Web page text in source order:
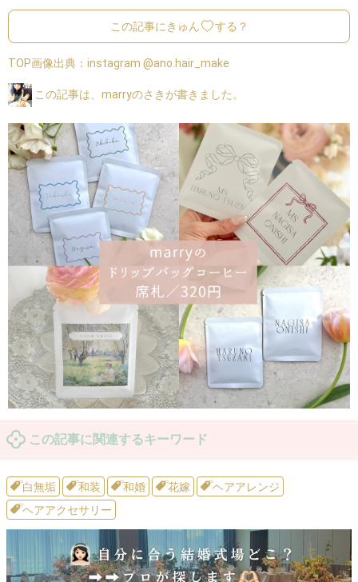
この記事にきゅん する？
TOP画像出典： instagram @ano.hair_make
この記事は、marryのさきが書きました。
この記事に関連するキーワード
白無垢 和装 和婚 花嫁
ヘアアレンジ
ヘアアクセサリー